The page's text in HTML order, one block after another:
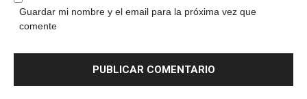
Guardar mi nombre y el email para la próxima vez que
comente